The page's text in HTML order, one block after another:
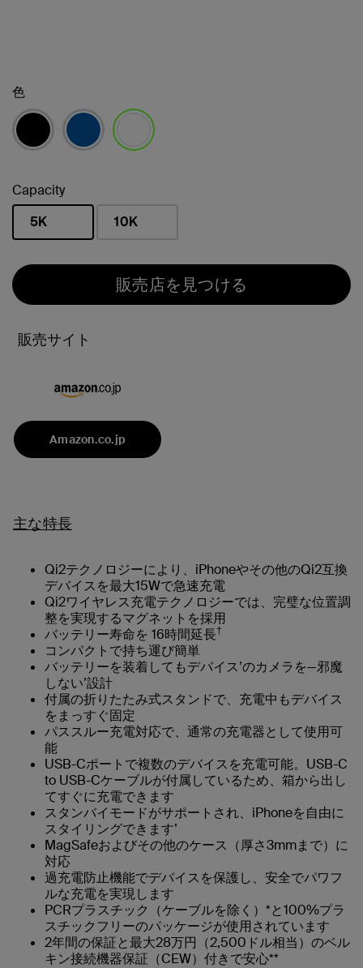
色
Capacity
5K
10K
販売店を見つける
販売サイト
Amazon.co.jp
主な特長
Qi2テクノロジーにより、iPhoneやその他のQi2互換
デバイスを最大15Wで急速充電
Qi2ワイヤレス充電テクノロジーでは、完璧な位置調
整を実現するマグネットを採用
バッテリー寿命を 16時間延長†
コンパクトで持ち運び簡単
バッテリーを装着してもデバイス’のカメラを—邪魔
しない’設計
付属の折りたたみ式スタンドで、充電中もデバイス
をまっすぐ固定
パススルー充電対応で、通常の充電器として使用可
能
USB-Cポートで複数のデバイスを充電可能。USB-C
to USB-Cケーブルが付属しているため、箱から出し
てすぐに充電できます
スタンバイモードがサポートされ、iPhoneを自由に
スタイリングできます’
MagSafeおよびその他のケース（厚さ3mmまで）に
対応
過充電防止機能でデバイスを保護し、安全でパワフ
ルな充電を実現します
PCRプラスチック（ケーブルを除く）*と100%プラ
スチックフリーのパッケージが使用されています
2年間の保証と最大28万円（2,500ドル相当）のベル
キン接続機器保証（CEW）付きで安心**